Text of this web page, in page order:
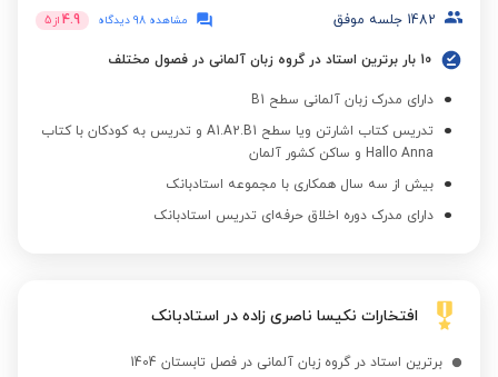
1482 جلسه موفق مشاهده 98 دیدگاه 4.9 از 5
10 بار برترین استاد در گروه زبان آلمانی در فصول مختلف
دارای مدرک زبان آلمانی سطح B1
تدریس کتاب اشارتن ویا سطح A1.A2.B1 و تدریس به کودکان با کتاب
Hallo Anna و ساکن کشور آلمان
بیش از سه سال همکاری با مجموعه استادبانک
دارای مدرک دوره اخلاق حرفه‌ای تدریس استادبانک
افتخارات نکیسا ناصری زاده در استادبانک
برترین استاد در گروه زبان آلمانی در فصل تابستان 1404